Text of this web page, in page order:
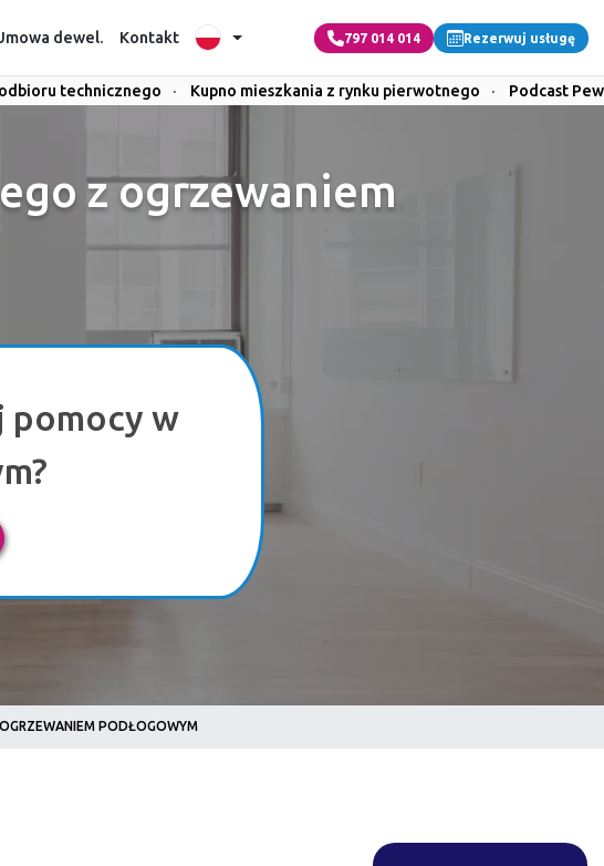
dewel. Kontakt 797 014 014 Rezerwuj usługę
technicznego · Kupno mieszkania z rynku pierwotnego · Podcast
z ogrzewaniem
pomocy w
PODŁOGOWYM
|